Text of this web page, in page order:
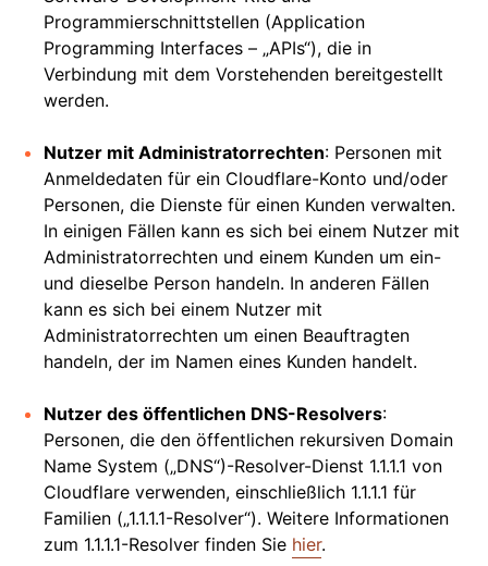
Programmierschnittstellen (Application
Programming Interfaces – „APIs“), die in
Verbindung mit dem Vorstehenden bereitgestellt
werden.
Nutzer mit Administratorrechten: Personen mit
Anmeldedaten für ein Cloudflare-Konto und/oder
Personen, die Dienste für einen Kunden verwalten.
In einigen Fällen kann es sich bei einem Nutzer mit
Administratorrechten und einem Kunden um ein-
und dieselbe Person handeln. In anderen Fällen
kann es sich bei einem Nutzer mit
Administratorrechten um einen Beauftragten
handeln, der im Namen eines Kunden handelt.
Nutzer des öffentlichen DNS-Resolvers:
Personen, die den öffentlichen rekursiven Domain
Name System („DNS“)-Resolver-Dienst 1.1.1.1 von
Cloudflare verwenden, einschließlich 1.1.1.1 für
Familien („1.1.1.1-Resolver“). Weitere Informationen
zum 1.1.1.1-Resolver finden Sie hier.